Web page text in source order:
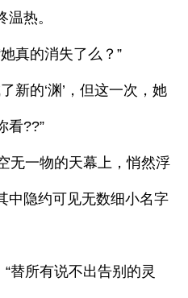
热。
真的消失了么？”
新的‘渊’，但这一次，她
看??”
一物的天幕上，悄然浮
中隐约可见无数细小名字
替所有说不出告别的灵